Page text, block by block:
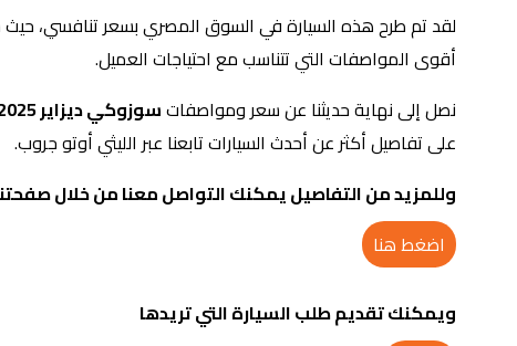
أقوى المواصفات التي تتناسب مع احتياجات العميل.
نصل إلى نهاية حديثنا عن سعر ومواصفاتسوزوكي ديزاير 2025
على تفاصيل أكثر عن أحدث السيارات تابعنا عبر الليثي أوتو جروب.
وللمزيد من التفاصيل يمكنك التواصل معنا من خلال
اضغط هنا
ويمكنك تقديم طلب السيارة التي تريدها